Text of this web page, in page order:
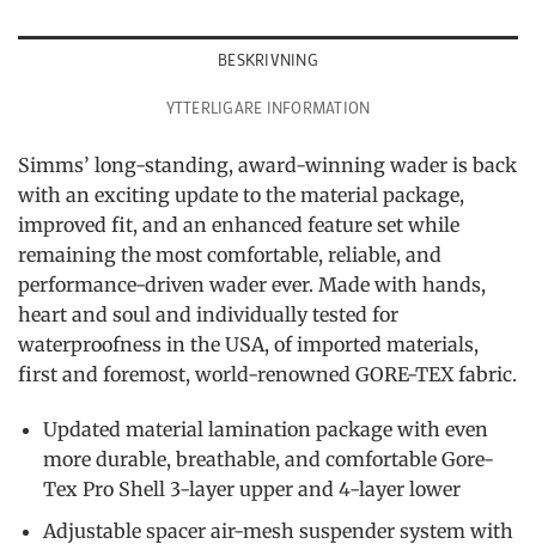
BESKRIVNING
YTTERLIGARE INFORMATION
Simms’ long-standing, award-winning wader is back
with an exciting update to the material package,
improved fit, and an enhanced feature set while
remaining the most comfortable, reliable, and
performance-driven wader ever. Made with hands,
heart and soul and individually tested for
waterproofness in the USA, of imported materials,
first and foremost, world-renowned GORE-TEX fabric.
Updated material lamination package with even
more durable, breathable, and comfortable Gore-
Tex Pro Shell 3-layer upper and 4-layer lower
Adjustable spacer air-mesh suspender system with